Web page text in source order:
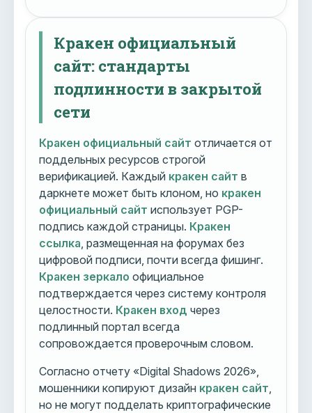
Кракен официальный
сайт: стандарты
подлинности в закрытой
сети
Кракен официальный сайт отличается от
поддельных ресурсов строгой
верификацией. Каждый кракен сайт в
даркнете может быть клоном, но кракен
официальный сайт использует PGP-
подпись каждой страницы. Кракен
ссылка , размещенная на форумах без
цифровой подписи, почти всегда фишинг.
Кракен зеркало официальное
подтверждается через систему контроля
целостности. Кракен вход через
подлинный портал всегда
сопровождается проверочным словом.
Согласно отчету «Digital Shadows 2026»,
мошенники копируют дизайн кракен сайт
но не могут подделать криптографические